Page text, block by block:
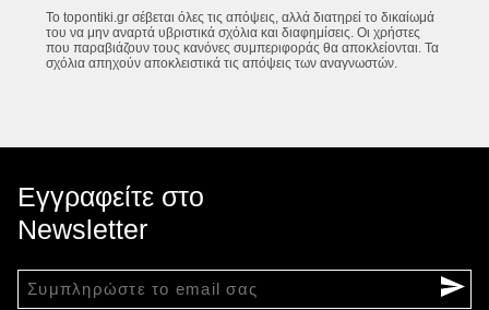
Το topontiki.gr σέβεται όλες τις απόψεις, αλλά διατηρεί το δικαίωμά
του να μην αναρτά υβριστικά σχόλια και διαφημίσεις. Οι χρήστες
που παραβιάζουν τους κανόνες συμπεριφοράς θα αποκλείονται. Τα
σχόλια απηχούν αποκλειστικά τις απόψεις των αναγνωστών.
Εγγραφείτε στο
Newsletter